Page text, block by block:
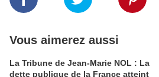
Vous aimerez aussi
La Tribune de Jean-Marie NOL : La
dette publique de la France atteint